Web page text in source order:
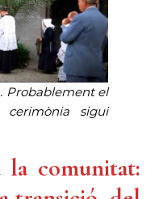
Probablement el
cerimònia sigui
comunitat: